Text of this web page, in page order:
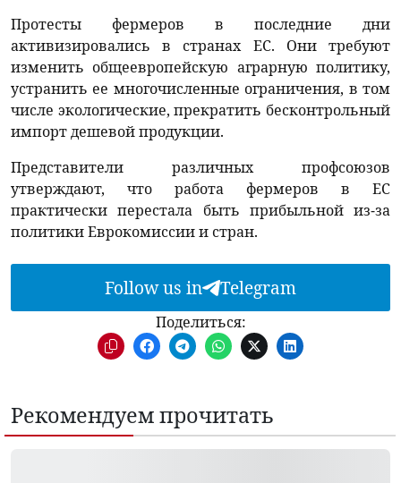
Протесты фермеров в последние дни
активизировались в странах ЕС. Они требуют
изменить общеевропейскую аграрную политику,
устранить ее многочисленные ограничения, в том
числе экологические, прекратить бесконтрольный
импорт дешевой продукции.
Представители различных профсоюзов
утверждают, что работа фермеров в ЕС
практически перестала быть прибыльной из-за
политики Еврокомиссии и стран.
Follow us in Telegram
Поделиться:
Рекомендуем прочитать